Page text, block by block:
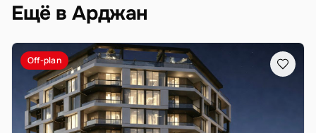
Ещё в Арджан
Off-plan